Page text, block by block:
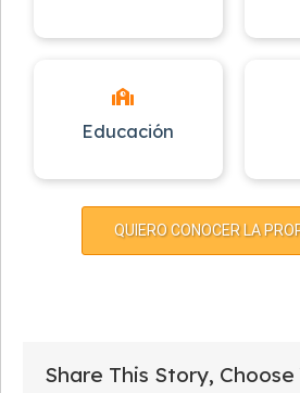
Educación
QUIERO CONOCER LA
Share This Story,